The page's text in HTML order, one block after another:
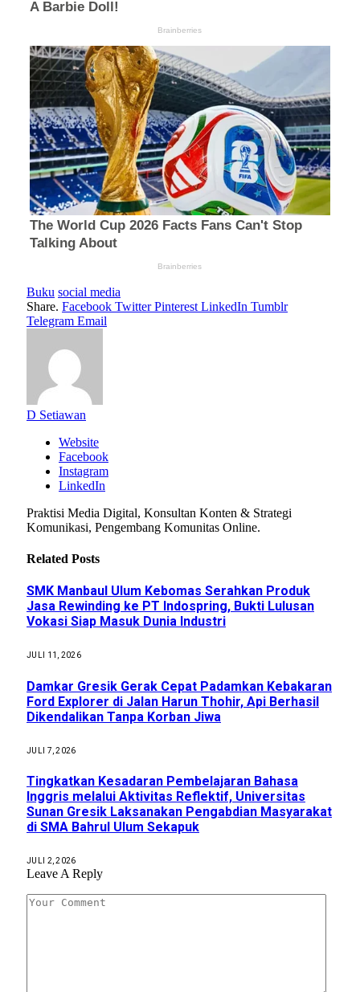
Buku social media
Share. Facebook Twitter Pinterest LinkedIn Tumblr
Telegram Email
D Setiawan
Website
Facebook
Instagram
LinkedIn
Praktisi Media Digital, Konsultan Konten & Strategi
Komunikasi, Pengembang Komunitas Online.
Related Posts
SMK Manbaul Ulum Kebomas Serahkan Produk
Jasa Rewinding ke PT Indospring, Bukti Lulusan
Vokasi Siap Masuk Dunia Industri
JULI 11, 2026
Damkar Gresik Gerak Cepat Padamkan Kebakaran
Ford Explorer di Jalan Harun Thohir, Api Berhasil
Dikendalikan Tanpa Korban Jiwa
JULI 7, 2026
Tingkatkan Kesadaran Pembelajaran Bahasa
Inggris melalui Aktivitas Reflektif, Universitas
Sunan Gresik Laksanakan Pengabdian Masyarakat
di SMA Bahrul Ulum Sekapuk
JULI 2, 2026
Leave A Reply